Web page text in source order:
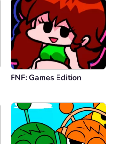
FNF: Games Edition